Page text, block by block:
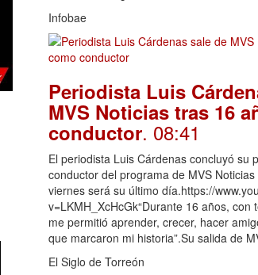
Infobae
Periodista Luis
MVS Noticias tras 16
conductor. 08:41
El periodista Luis Cárdenas concluyó su
conductor del programa de MVS
viernes será su último día.https://
v=LKMH_XcHcGk“Durante 16 años, con
me permitió aprender, crecer, hacer
que marcaron mi historia”.Su salida de
El Siglo de Torreón